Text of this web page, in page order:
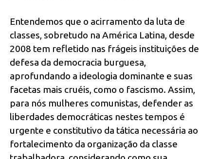
Entendemos que o acirramento da luta de
classes, sobretudo na América Latina, desde
2008 tem refletido nas frágeis instituições de
defesa da democracia burguesa,
aprofundando a ideologia dominante e suas
facetas mais cruéis, como o fascismo. Assim,
para nós mulheres comunistas, defender as
liberdades democráticas nestes tempos é
urgente e constitutivo da tática necessária ao
fortalecimento da organização da classe